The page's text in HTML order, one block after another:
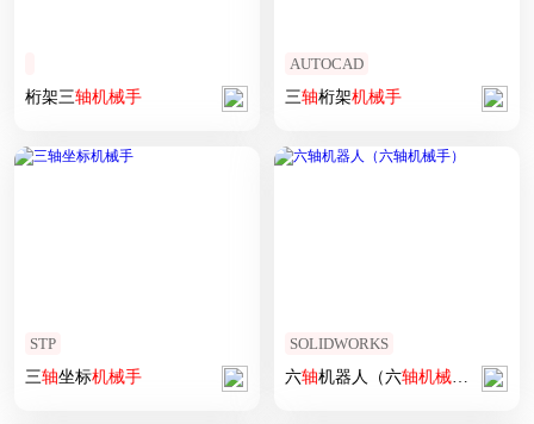
桁架三轴机械手
AUTOCAD
三轴桁架机械手
STP
三轴坐标机械手
SOLIDWORKS
六轴机器人（六轴机械手